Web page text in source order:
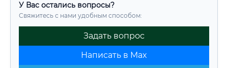
У Вас остались вопросы?
Свяжитесь с нами удобным способом:
Задать вопрос
Написать в Max